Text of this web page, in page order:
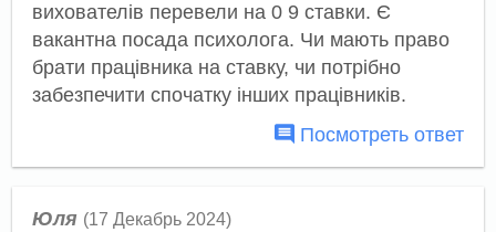
вихователів перевели на 0 9 ставки. Є
вакантна посада психолога. Чи мають право
брати працівника на ставку, чи потрібно
забезпечити спочатку інших працівників.
Посмотреть ответ
Юля (17 Декабрь 2024)